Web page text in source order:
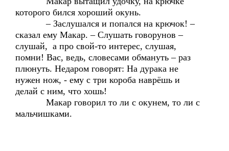
которого бился хороший окунь.
– Заслушался и попался на крючок! –
сказал ему Макар. – Слушать говорунов –
слушай, а про свой-то интерес, слушая,
помни! Вас, ведь, словесами обмануть – раз
плюнуть. Недаром говорят: На дурака не
нужен нож, - ему с три короба наврёшь и
делай с ним, что хошь!
Макар говорил то ли с окунем, то ли с
мальчишками.